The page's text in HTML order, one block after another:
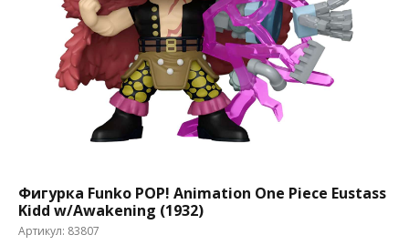
Фигурка Funko POP! Animation One Piece Eustass
Kidd w/Awakening (1932)
Артикул: 83807